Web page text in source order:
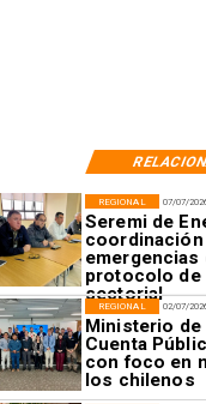
07/07/
Seremi de
coordinación
emergencias
protocolo de
sectorial
REGIONAL
02/07/
Ministerio de
Cuenta
con foco en
los chilenos
REGIONAL